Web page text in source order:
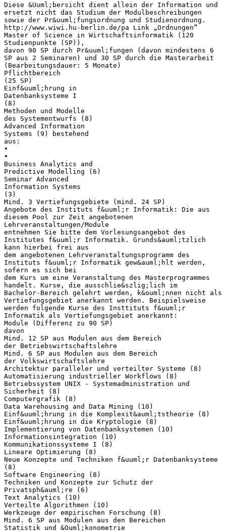
Diese &Uuml;bersicht dient allein der Information und
ersetzt nicht das Studium der Modulbeschreibungen
sowie der Pr&uuml;fungsordnung und Studienordnung.
http://www.wiwi.hu-berlin.de/pa Link „Ordnungen“
Master of Science in Wirtschaftsinformatik (120
Studienpunkte (SP)),
davon 90 SP durch Pr&uuml;fungen (davon mindestens 6
SP aus 2 Seminaren) und 30 SP durch die Masterarbeit
(Bearbeitungsdauer: 5 Monate)
Pflichtbereich
(25 SP)
Einf&uuml;hrung in
Datenbanksysteme I
(8)
Methoden und Modelle
des Systementwurfs (8)
Advanced Information
Systems (9) bestehend
aus:
•
•
Business Analytics and
Predictive Modelling (6)
Seminar Advanced
Information Systems
(3)
Mind. 3 Vertiefungsgebiete (mind. 24 SP)
Angebote des Instituts f&uuml;r Informatik: Die aus
diesem Pool zur Zeit angebotenen
Lehrveranstaltungen/Module
entnehmen Sie bitte dem Vorlesungsangebot des
Institutes f&uuml;r Informatik. Grunds&auml;tzlich
kann hierbei frei aus
dem angebotenen Lehrveranstaltungsprogramm des
Instituts f&uuml;r Informatik gew&auml;hlt werden,
sofern es sich bei
dem Kurs um eine Veranstaltung des Masterprogrammes
handelt. Kurse, die ausschlie&szlig;lich im
Bachelor‐Bereich gelehrt werden, k&ouml;nnen nicht als
Vertiefungsgebiet anerkannt werden. Beispielsweise
werden folgende Kurse des Insttituts f&uuml;r
Informatik als Vertiefungsgebiet anerkannt:
Module (Differenz zu 90 SP)
davon
Mind. 12 SP aus Modulen aus dem Bereich
der Betriebswirtschaftslehre
Mind. 6 SP aus Modulen aus dem Bereich
der Volkswirtschaftslehre
Architektur paralleler und verteilter Systeme (8)
Automatisierung industrieller Workflows (8)
Betriebssystem UNIX - Systemadministration und
Sicherheit (8)
Computergrafik (8)
Data Warehousing and Data Mining (10)
Einf&uuml;hrung in die Komplexit&auml;tstheorie (8)
Einf&uuml;hrung in die Kryptologie (8)
Implementierung von Datenbanksystemen (10)
Informationsintegration (10)
Kommunikationssysteme I (8)
Lineare Optimierung (8)
Neue Konzepte und Techniken f&uuml;r Datenbanksysteme
(8)
Software Engineering (8)
Techniken und Konzepte zur Schutz der
Privatsph&auml;re (6)
Text Analytics (10)
Verteilte Algorithmen (10)
Werkzeuge der empirischen Forschung (8)
Mind. 6 SP aus Modulen aus den Bereichen
Statistik und &Ouml;konometrie